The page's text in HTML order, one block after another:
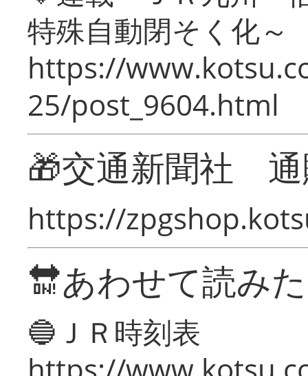
特殊自動閉そく化～
https://
25/post_9604.html
🎁交通新聞社
https://
🔛あわせて読み
🔵ＪＲ時刻表